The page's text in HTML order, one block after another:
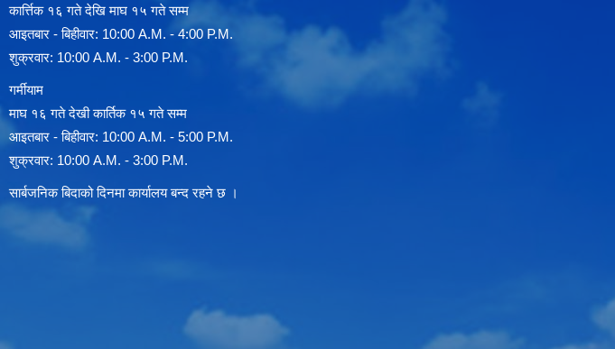
कार्त्तिक १६ गते देखि माघ १५ गते सम्म
आइतबार - बिहीवार: 10:00 A.M. - 4:00 P.M.
शुक्रवार: 10:00 A.M. - 3:00 P.M.
गर्मीयाम
माघ १६ गते देखी कार्तिक १५ गते सम्म
आइतबार - बिहीवार: 10:00 A.M. - 5:00 P.M.
शुक्रवार: 10:00 A.M. - 3:00 P.M.
सार्बजनिक बिदाको दिनमा कार्यालय बन्द रहने छ ।